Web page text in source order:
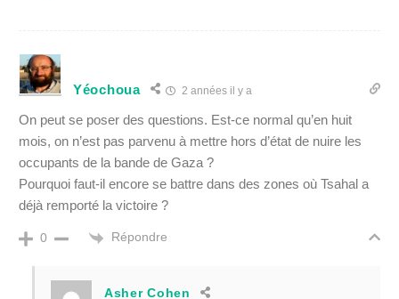
Yéochoua 2 années il y a
On peut se poser des questions. Est-ce normal qu’en huit
mois, on n’est pas parvenu à mettre hors d’état de nuire les
occupants de la bande de Gaza ?
Pourquoi faut-il encore se battre dans des zones où Tsahal a
déjà remporté la victoire ?
0 Répondre
Asher Cohen